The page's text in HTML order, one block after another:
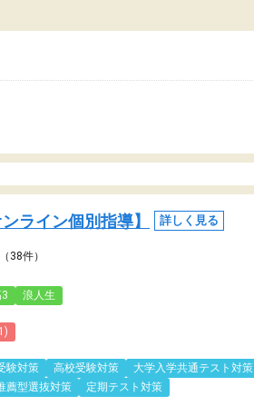
ライン個別指導】 詳しく見る
（38件）
浪人生
験対策 高校受験対策 大学入学共通テスト対策
薦型選抜対策 定期テスト対策